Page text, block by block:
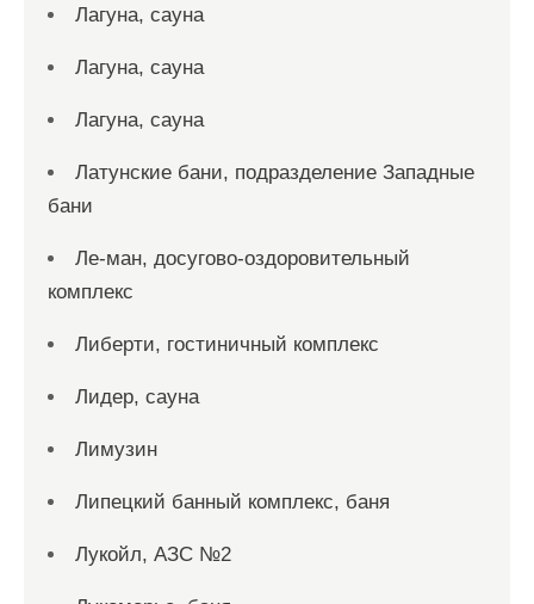
Лагуна, сауна
Лагуна, сауна
Лагуна, сауна
Латунские бани, подразделение Западные
бани
Ле-ман, досугово-оздоровительный
комплекс
Либерти, гостиничный комплекс
Лидер, сауна
Лимузин
Липецкий банный комплекс, баня
Лукойл, АЗС №2